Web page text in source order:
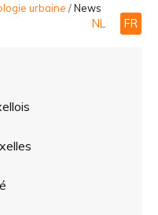
urbaine /News
NL FR